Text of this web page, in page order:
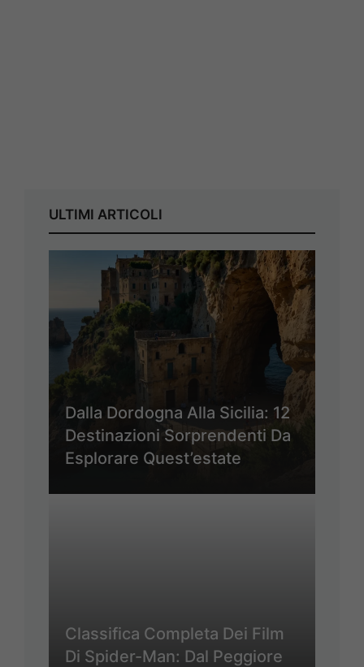
ULTIMI ARTICOLI
Dalla Dordogna Alla Sicilia: 12
Destinazioni Sorprendenti Da
Esplorare Quest’estate
Classifica Completa Dei Film
Di Spider-Man: Dal Peggiore